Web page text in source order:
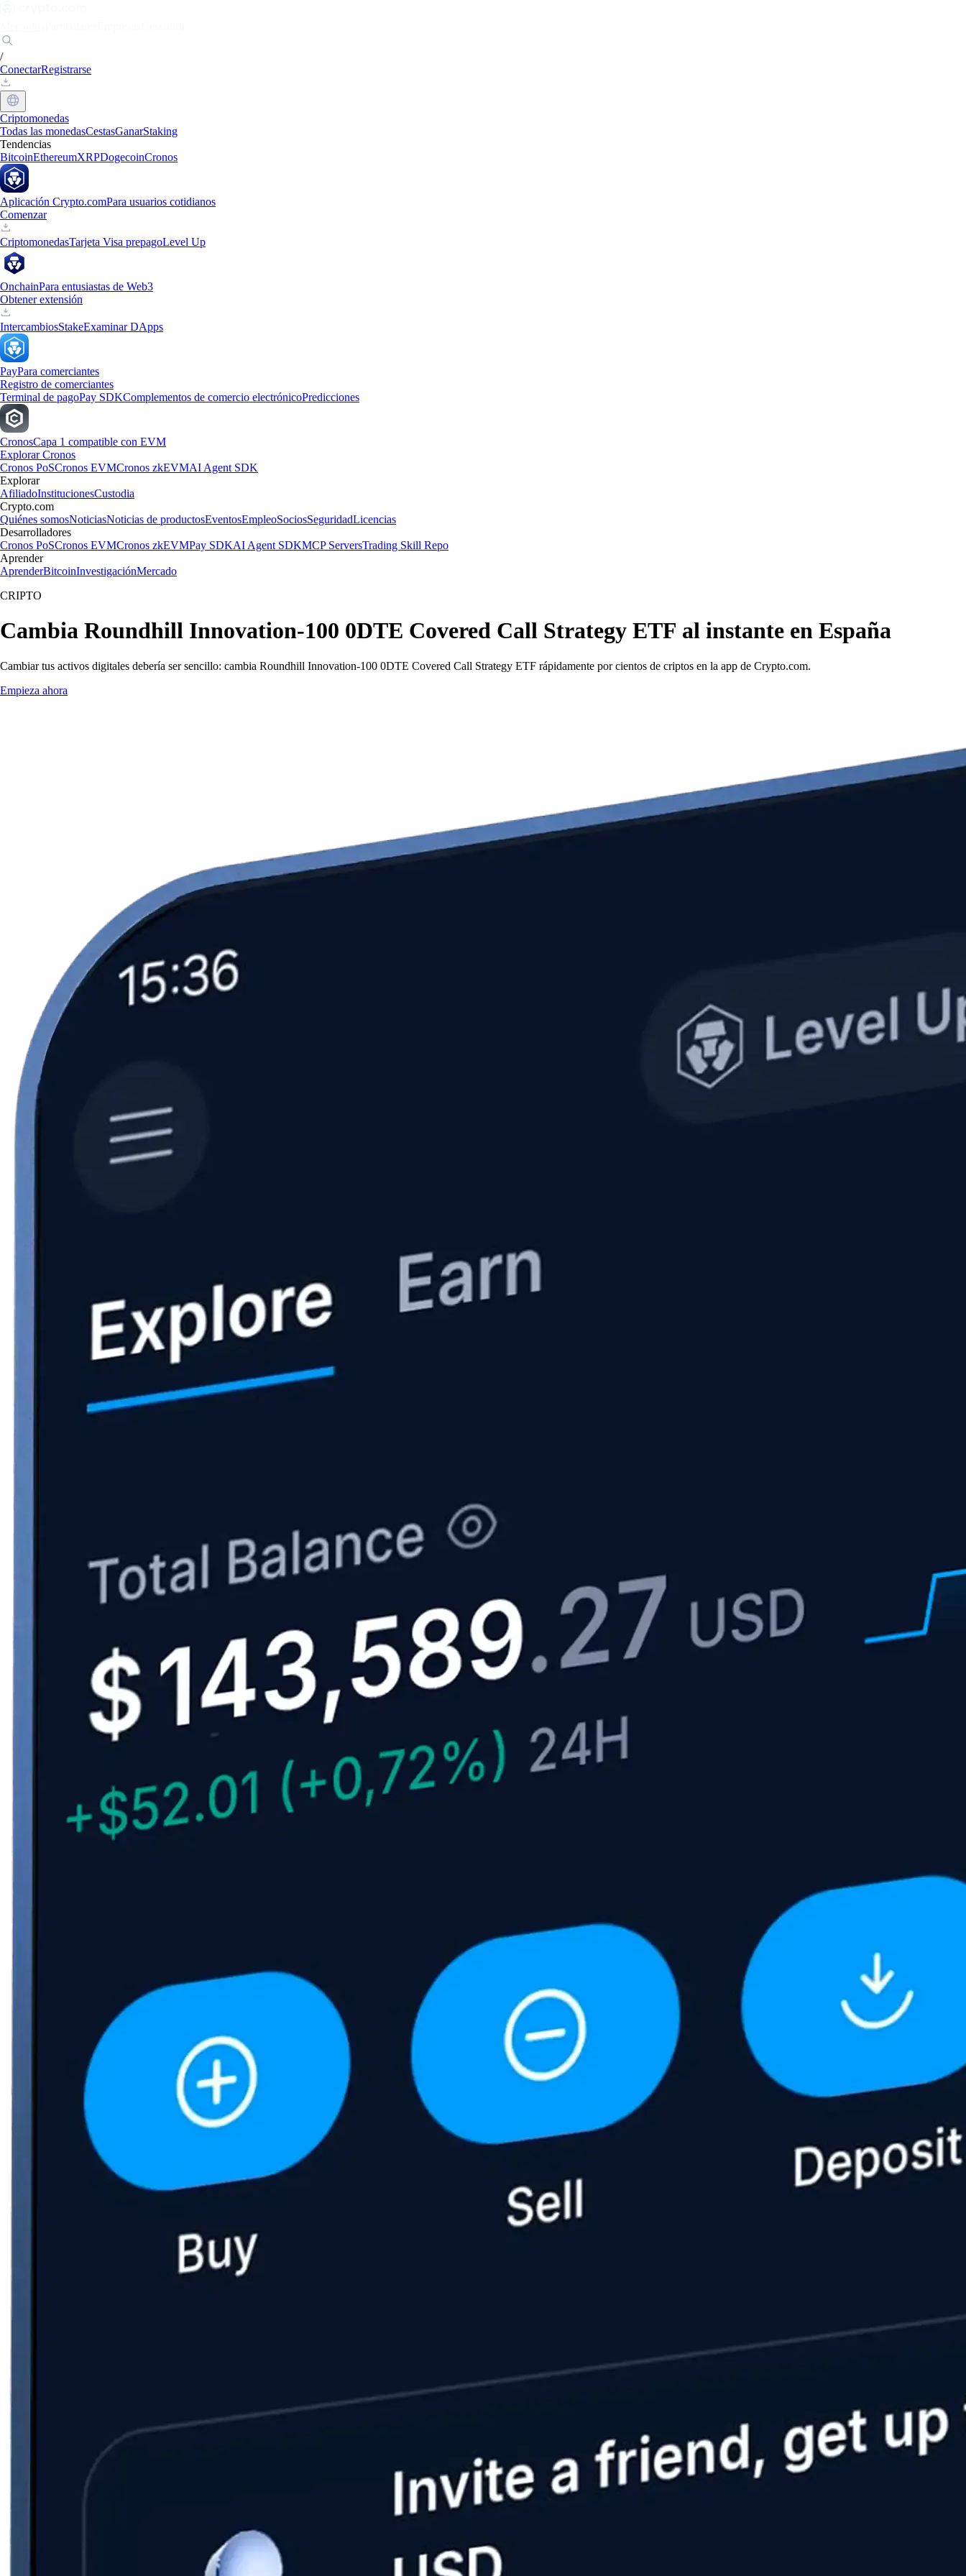
/
ConectarRegistrarse
Criptomonedas
Todas las monedasCestasGanarStaking
Tendencias
BitcoinEthereumXRPDogecoinCronos
Aplicación Crypto.comPara usuarios cotidianos
Comenzar
CriptomonedasTarjeta Visa prepagoLevel Up
OnchainPara entusiastas de Web3
Obtener extensión
IntercambiosStakeExaminar DApps
PayPara comerciantes
Registro de comerciantes
Terminal de pagoPay SDKComplementos de comercio electrónicoPredicciones
CronosCapa 1 compatible con EVM
Explorar Cronos
Cronos PoSCronos EVMCronos zkEVMAI Agent SDK
Explorar
AfiliadoInstitucionesCustodia
Crypto.com
Quiénes somosNoticiasNoticias de productosEventosEmpleoSociosSeguridadLicencias
Desarrolladores
Cronos PoSCronos EVMCronos zkEVMPay SDKAI Agent SDKMCP ServersTrading Skill Repo
Aprender
AprenderBitcoinInvestigaciónMercado
CRIPTO
Cambia Roundhill Innovation-100 0DTE Covered Call Strategy ETF al instante en España
Cambiar tus activos digitales debería ser sencillo: cambia Roundhill Innovation-100 0DTE Covered Call Strategy ETF rápidamente por cientos de criptos en la app de Crypto.com.
Empieza ahora